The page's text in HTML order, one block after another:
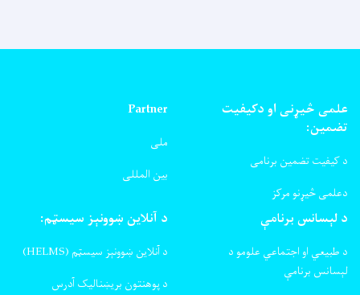
علمی څیړنی او دکیفیت
تضمین:
د کیفیت تضمین برنامی
دعلمی څیړنو مرکز
Partner
ملی
بین المللی
د لېسانس برنامې
د طبیعي او اجتماعي علومو د
لېسانس برنامې
د آنلاین ښوونېز سیسټم:
د آنلاین ښوونېز سیسټم (HELMS)
د پوهنتون بریښنالیک آدرس